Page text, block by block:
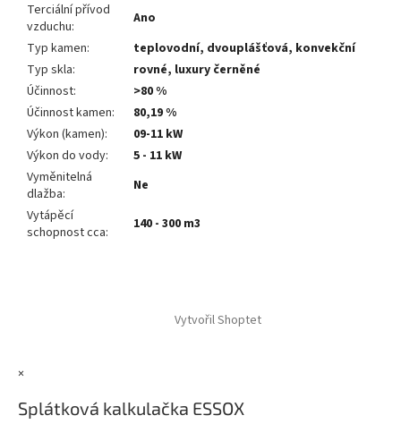
Terciální přívod
vzduchu:
Ano
Typ kamen:
teplovodní, dvouplášťová, konvekční
Typ skla:
rovné, luxury černěné
Účinnost:
>80 %
Účinnost kamen:
80,19 %
Výkon (kamen):
09-11 kW
Výkon do vody:
5 - 11 kW
Vyměnitelná
dlažba:
Ne
Vytápěcí
schopnost cca: 140 - 300 m3
Vytvořil Shoptet
×
Splátková kalkulačka ESSOX